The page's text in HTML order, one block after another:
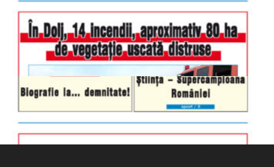
duminică
9.00 - 12.00